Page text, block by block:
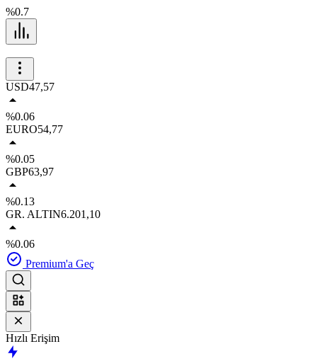
%0.7
USD47,57
%0.06
EURO54,77
%0.05
GBP63,97
%0.13
GR. ALTIN6.201,10
%0.06
Premium'a Geç
Hızlı Erişim